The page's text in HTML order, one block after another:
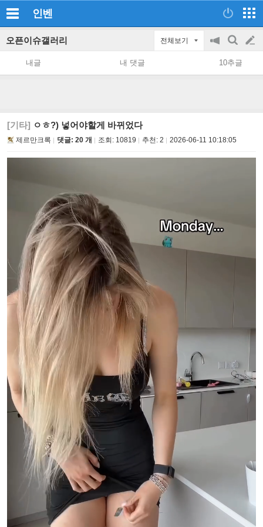
인벤
오픈이슈갤러리 전체보기
공
지
on/off
검
색
글
쓰
내글 내 댓글 10추글
[기타] ㅇㅎ?) 넣어야할게 바뀌었다
제르만크록 댓글: 20 개 조회: 10819 추천: 2 2026-06-11 10:18:05